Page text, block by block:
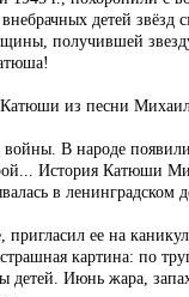
детей
получившей
из песни
В народе
История Катюши
в ленинградском
ее на
картина: по
Июнь жара,